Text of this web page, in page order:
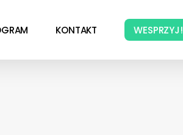
KONTAKT WESPRZYJ!